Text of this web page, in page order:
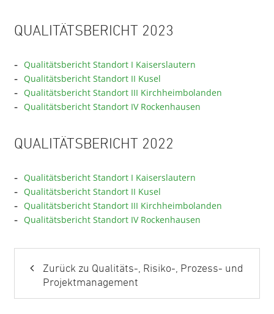
QUALITÄTSBERICHT 2023
Qualitätsbericht Standort I Kaiserslautern
Qualitätsbericht Standort II Kusel
Qualitätsbericht Standort III Kirchheimbolanden
Qualitätsbericht Standort IV Rockenhausen
QUALITÄTSBERICHT 2022
Qualitätsbericht Standort I Kaiserslautern
Qualitätsbericht Standort II Kusel
Qualitätsbericht Standort III Kirchheimbolanden
Qualitätsbericht Standort IV Rockenhausen
Zurück zu Qualitäts-, Risiko-, Prozess- und
Projektmanagement